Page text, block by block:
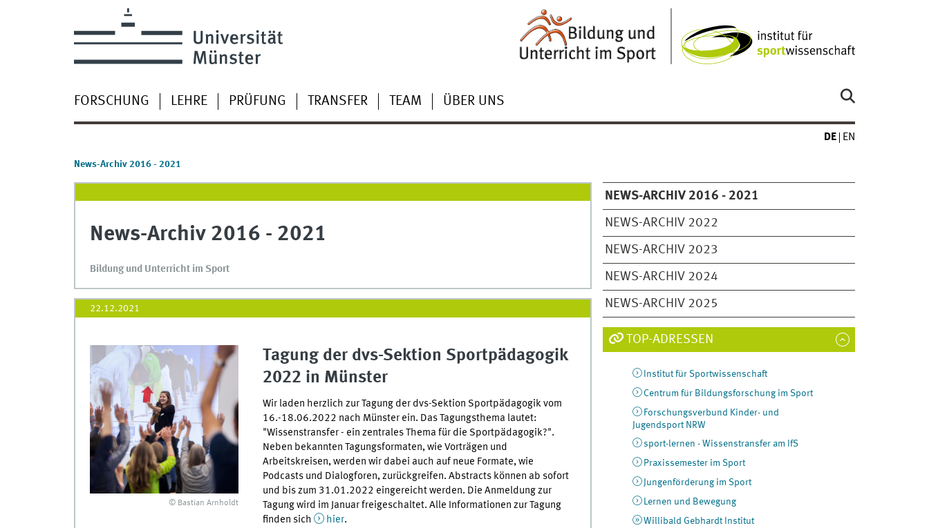
FORSCHUNG LEHRE PRÜFUNG TRANSFER TEAM ÜBER UNS
DE EN
News-Archiv 2016 - 2021
NEWS-ARCHIV 2016 - 2021
NEWS-ARCHIV 2022
NEWS-ARCHIV 2023
NEWS-ARCHIV 2024
NEWS-ARCHIV 2025
News-Archiv 2016 - 2021
Bildung und Unterricht im Sport
22.12.2021
© Bastian Arnholdt
Tagung der dvs-Sektion Sportpädagogik
2022 in Münster
Wir laden herzlich zur Tagung der dvs-Sektion Sportpädagogik vom
16.-18.06.2022 nach Münster ein. Das Tagungsthema lautet:
"Wissenstransfer - ein zentrales Thema für die Sportpädagogik?".
Neben bekannten Tagungsformaten, wie Vorträgen und
Arbeitskreisen, werden wir dabei auch auf neue Formate, wie
Podcasts und Dialogforen, zurückgreifen. Abstracts können ab sofort
und bis zum 31.01.2022 eingereicht werden. Die Anmeldung zur
Tagung wird im Januar freigeschaltet. Alle Informationen zur Tagung
finden sich
hier.
TOP-ADRESSEN
Institut für Sportwissenschaft
Centrum für Bildungsforschung im Sport
Forschungsverbund Kinder- und
Jugendsport NRW
sport-lernen - Wissenstransfer am IfS
Praxissemester im Sport
Jungenförderung im Sport
Lernen und Bewegung
Willibald Gebhardt Institut